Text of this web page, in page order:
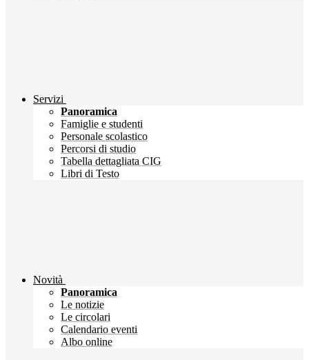
Servizi
Panoramica
Famiglie e studenti
Personale scolastico
Percorsi di studio
Tabella dettagliata CIG
Libri di Testo
Novità
Panoramica
Le notizie
Le circolari
Calendario eventi
Albo online